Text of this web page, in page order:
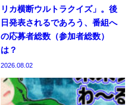
リカ横断ウルトラクイズ」。後
日発表されるであろう、番組へ
の応募者総数（参加者総数）
は？
2026.08.02